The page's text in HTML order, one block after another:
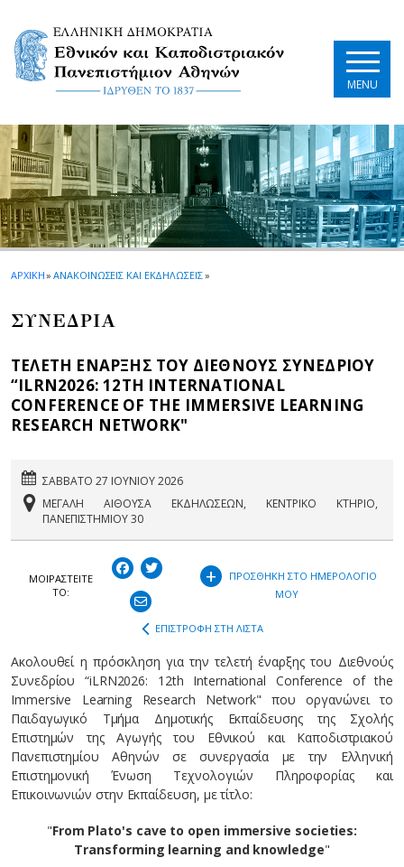
MENU
ΑΡΧΙΚΗ» ΑΝΑΚΟΙΝΩΣΕΙΣ ΚΑΙ ΕΚΔΗΛΩΣΕΙΣ»
ΣΥΝΕΔΡΙΑ
ΤΕΛΕΤΗ ΕΝΑΡΞΗΣ ΤΟΥ ΔΙΕΘΝΟΥΣ ΣΥΝΕΔΡΙΟΥ
“ILRN2026: 12TH INTERNATIONAL
CONFERENCE OF THE IMMERSIVE LEARNING
RESEARCH NETWORK"
ΣΑΒΒΑΤΟ 27 ΙΟΥΝΙΟΥ 2026
ΜΕΓΑΛΗ ΑΙΘΟΥΣΑ ΕΚΔΗΛΩΣΕΩΝ, ΚΕΝΤΡΙΚΟ ΚΤΗΡΙΟ,
ΠΑΝΕΠΙΣΤΗΜΙΟΥ 30
ΜΟΙΡΑΣΤEIΤΕ
ΤΟ:
+
ΠΡΟΣΘΗΚΗ ΣΤΟ ΗΜΕΡΟΛΟΓΙΟ
ΜΟΥ
ΕΠΙΣΤΡΟΦΗ ΣΤΗ ΛΙΣΤΑ
Ακολουθεί η πρόσκληση για την τελετή έναρξης του Διεθνούς
Συνεδρίου “iLRN2026: 12th International Conference of the
Immersive Learning Research Network" που οργανώνει το
Παιδαγωγικό Τμήμα Δημοτικής Εκπαίδευσης της Σχολής
Επιστημών της Αγωγής του Εθνικού και Καποδιστριακού
Πανεπιστημίου Αθηνών σε συνεργασία με την Ελληνική
Επιστημονική Ένωση Τεχνολογιών Πληροφορίας και
Επικοινωνιών στην Εκπαίδευση, με τίτλο:
"From Plato's cave to open immersive societies:
Transforming learning and knowledge"